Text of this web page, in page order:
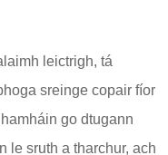
leictrigh, tá
sreinge copair fíor
go dtugann
le sruth a tharchur, ach